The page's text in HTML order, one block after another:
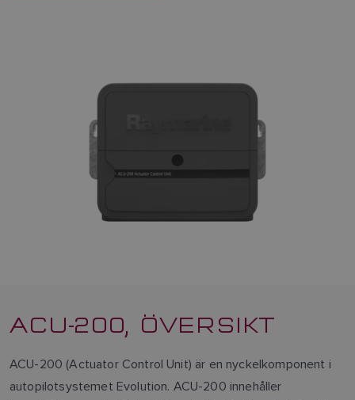
ACU-200, ÖVERSIKT
ACU-200 (Actuator Control Unit) är en nyckelkomponent i
autopilotsystemet Evolution. ACU-200 innehåller